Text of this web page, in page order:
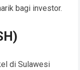
bagi investor.
di Sulawesi